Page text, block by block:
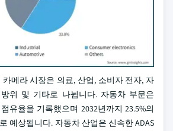
카메라 시장은 의료, 산업, 소비자 전자, 자
위 및 기타로 나뉩니다. 자동차 부문은
유율을 기록했으며 2032년까지 23.5%의
예상됩니다. 자동차 산업은 신속한 ADAS